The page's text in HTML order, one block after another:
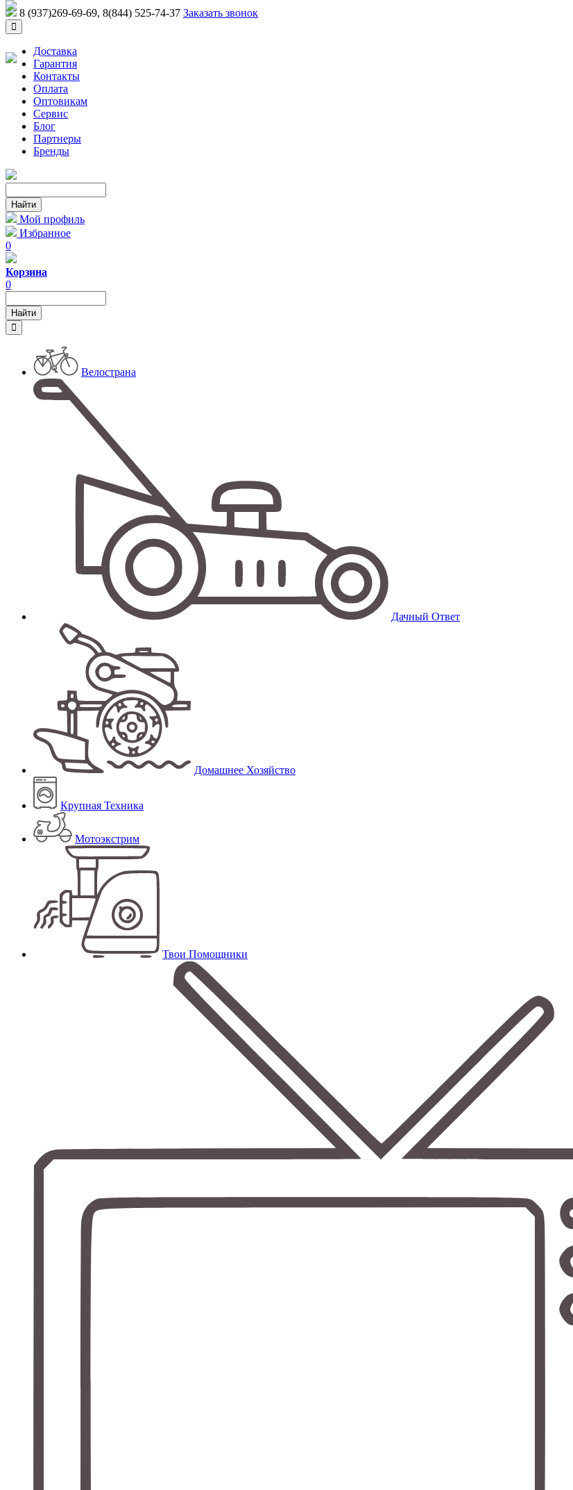
8 (937)269-69-69, 8(844) 525-74-37 Заказать звонок
Доставка
Гарантия
Контакты
Оплата
Оптовикам
Сервис
Блог
Партнеры
Бренды
Мой профиль
Избранное
0
Корзина
0
Велострана
Дачный Ответ
Домашнее Хозяйство
Крупная Техника
Мотоэкстрим
Твои Помощники